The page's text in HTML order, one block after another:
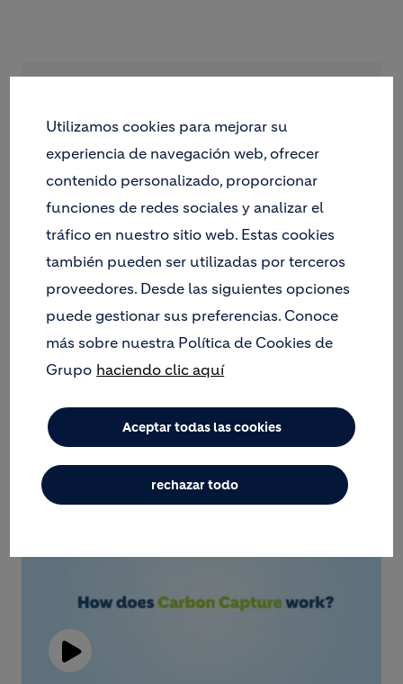
proyectos CCUS?
CONTACTO
CCUS
¿QUÉ ES CCUS?
Play
Utilizamos cookies para mejorar su
experiencia de navegación web, ofrecer
contenido personalizado, proporcionar
funciones de redes sociales y analizar el
tráfico en nuestro sitio web. Estas cookies
también pueden ser utilizadas por terceros
proveedores. Desde las siguientes opciones
puede gestionar sus preferencias. Conoce
más sobre nuestra Política de Cookies de
Grupo haciendo clic aquí
Aceptar todas las cookies
rechazar todo